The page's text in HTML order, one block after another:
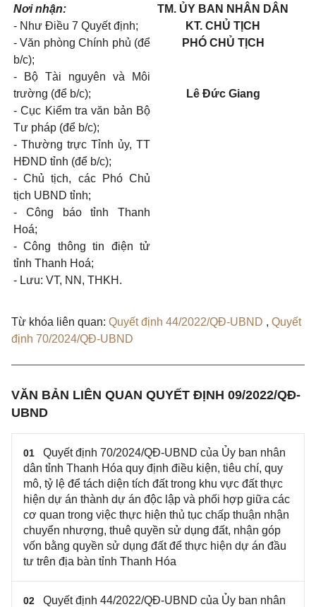
Nơi nhận:
- Như Điều 7 Quyết định;
- Văn phòng Chính phủ (để
b/c);
- Bộ Tài nguyên và Môi
trường (để b/c);
- Cục Kiểm tra văn bản Bộ
Tư pháp (để b/c);
- Thường trực Tỉnh ủy, TT
HĐND tỉnh (để b/c);
- Chủ tịch, các Phó Chủ
tịch UBND tỉnh;
- Công báo tỉnh Thanh
Hoá;
- Công thông tin điện tử
tỉnh Thanh Hoá;
- Lưu: VT, NN, THKH.
TM. ỦY BAN NHÂN DÂN
KT. CHỦ TỊCH
PHÓ CHỦ TỊCH
Lê Đức Giang
Từ khóa liên quan: Quyết định 44/2022/QĐ-UBND , Quyết
định 70/2024/QĐ-UBND
VĂN BẢN LIÊN QUAN QUYẾT ĐỊNH 09/2022/QĐ-
UBND
01
Quyết định 70/2024/QĐ-UBND của Ủy ban nhân
dân tỉnh Thanh Hóa quy định điều kiện, tiêu chí, quy
mô, tỷ lệ để tách diện tích đất trong khu vực đất thực
hiện dự án thành dự án độc lập và phối hợp giữa các
cơ quan trong việc thực hiện thủ tục chấp thuận nhận
chuyển nhượng, thuê quyền sử dụng đất, nhận góp
vốn bằng quyền sử dụng đất để thực hiện dự án đầu
tư trên địa bàn tỉnh Thanh Hóa
02
Quyết định 44/2022/QĐ-UBND của Ủy ban nhân